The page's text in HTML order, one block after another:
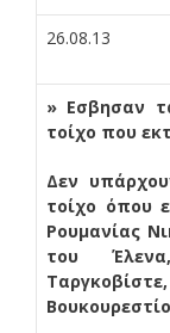
26.08.13
» Εσβησαν
τοίχο που
Δεν
τοίχο όπου
Ρουμανίας
του